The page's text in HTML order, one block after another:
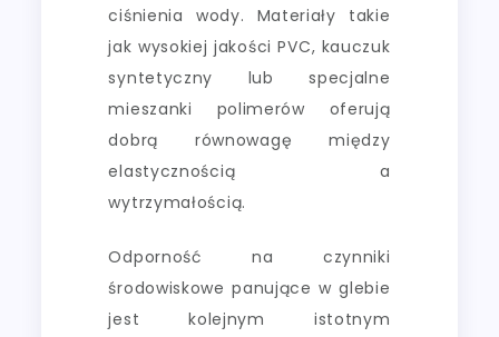
ciśnienia wody. Materiały takie
jak wysokiej jakości PVC, kauczuk
syntetyczny lub specjalne
mieszanki polimerów oferują
dobrą równowagę między
elastycznością a
wytrzymałością.
Odporność na czynniki
środowiskowe panujące w glebie
jest kolejnym istotnym